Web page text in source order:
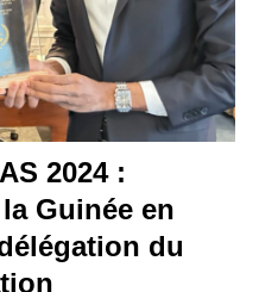
2024 :
Guinée en
du